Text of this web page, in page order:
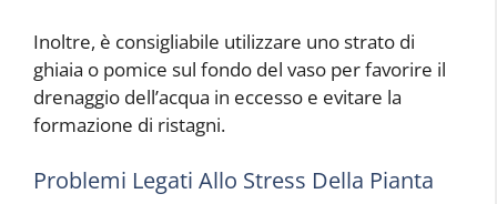
Inoltre, è consigliabile utilizzare uno strato di
ghiaia o pomice sul fondo del vaso per favorire il
drenaggio dell’acqua in eccesso e evitare la
formazione di ristagni.
Problemi Legati Allo Stress Della Pianta